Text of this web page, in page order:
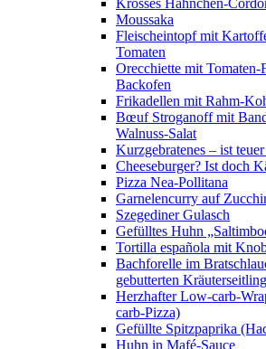
Krosses Hähnchen-
Moussaka
Fleischeintopf mit
Tomaten
Orecchiette mit Tomaten-
Backofen
Frikadellen mit Rahm-
Bœuf Stroganoff mit
Walnuss-Salat
Kurzgebratenes – ist teuer
Cheeseburger? Ist doch
Pizza Nea-Pollitana
Garnelencurry auf
Szegediner Gulasch
Gefülltes Huhn
Tortilla española mit
Bachforelle im
gebutterten
Herzhafter Low-carb-
carb-Pizza)
Gefüllte Spitzpaprika
Huhn in Mafé-Sauce